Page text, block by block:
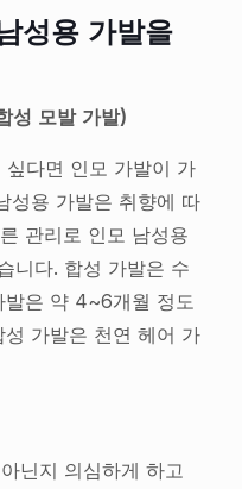
성용 가발을
성 모발 가발)
다면 인모 가발이 가
성용 가발은 취향에 따
관리로 인모 남성용
니다. 합성 가발은 수
발은 약 4~6개월 정도
가발은 천연 헤어 가
닌지 의심하게 하고